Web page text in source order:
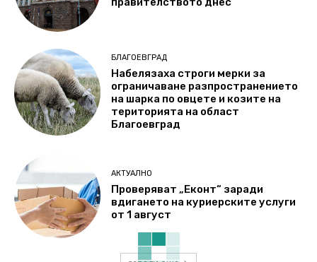
БЛАГОЕВГРАД
Набелязаха строги мерки за
ограничаване разпространението
на шарка по овцете и козите на
територията на област
Благоевград
АКТУАЛНО
Проверяват „Еконт“ заради
вдигането на куриерските услуги
от 1 август